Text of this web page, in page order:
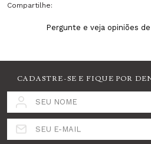
Compartilhe:
Pergunte e veja opiniões
CADASTRE-SE E FIQUE POR
SEU NOME
SEU E-MAIL